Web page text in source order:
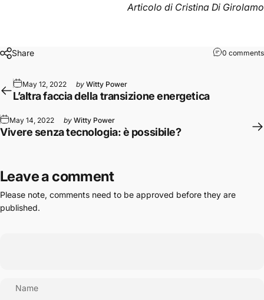
Articolo di Cristina Di Girolamo
Share 0 comments
May 12, 2022 by Witty Power
L’altra faccia della transizione energetica
May 14, 2022 by Witty Power
Vivere senza tecnologia: è possibile?
Leave a comment
Please note, comments need to be approved before they are
published.
Name